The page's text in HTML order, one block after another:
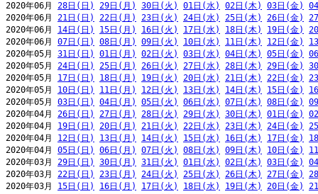
2020年06月 28日(日) 29日(月) 30日(火) 01日(水) 02日(木) 03日(金)
2020年06月 21日(日) 22日(月) 23日(火) 24日(水) 25日(木) 26日(金)
2020年06月 14日(日) 15日(月) 16日(火) 17日(水) 18日(木) 19日(金)
2020年06月 07日(日) 08日(月) 09日(火) 10日(水) 11日(木) 12日(金)
2020年05月 31日(日) 01日(月) 02日(火) 03日(水) 04日(木) 05日(金)
2020年05月 24日(日) 25日(月) 26日(火) 27日(水) 28日(木) 29日(金)
2020年05月 17日(日) 18日(月) 19日(火) 20日(水) 21日(木) 22日(金)
2020年05月 10日(日) 11日(月) 12日(火) 13日(水) 14日(木) 15日(金)
2020年05月 03日(日) 04日(月) 05日(火) 06日(水) 07日(木) 08日(金)
2020年04月 26日(日) 27日(月) 28日(火) 29日(水) 30日(木) 01日(金)
2020年04月 19日(日) 20日(月) 21日(火) 22日(水) 23日(木) 24日(金)
2020年04月 12日(日) 13日(月) 14日(火) 15日(水) 16日(木) 17日(金)
2020年04月 05日(日) 06日(月) 07日(火) 08日(水) 09日(木) 10日(金)
2020年03月 29日(日) 30日(月) 31日(火) 01日(水) 02日(木) 03日(金)
2020年03月 22日(日) 23日(月) 24日(火) 25日(水) 26日(木) 27日(金)
2020年03月 15日(日) 16日(月) 17日(火) 18日(水) 19日(木) 20日(金)